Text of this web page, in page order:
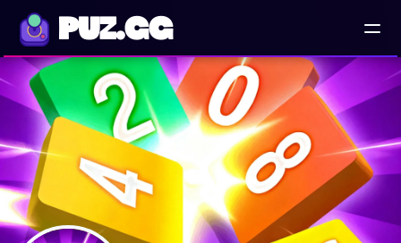
PUZ.GG